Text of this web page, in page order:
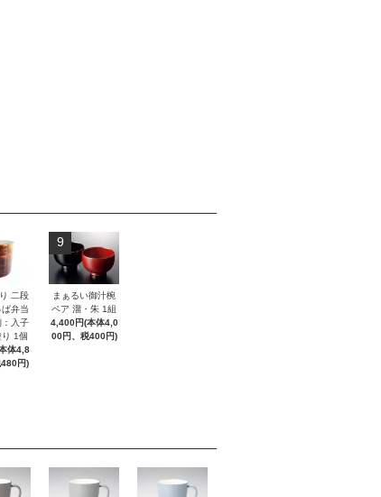
二段
弁当
入子
り 1個
体4,8
円)
9
まぁるい御汁椀
ペア 溜・朱 1組
4,400円(本体4,0
00円、税400円)